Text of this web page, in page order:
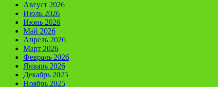
Август 2026
Июль 2026
Июнь 2026
Май 2026
Апрель 2026
Март 2026
Февраль 2026
Январь 2026
Декабрь 2025
Ноябрь 2025